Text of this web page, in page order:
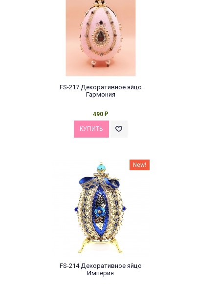
FS-217 Декоративное яйцо
Гармония
490 ₽
New!
FS-214 Декоративное яйцо
Империя